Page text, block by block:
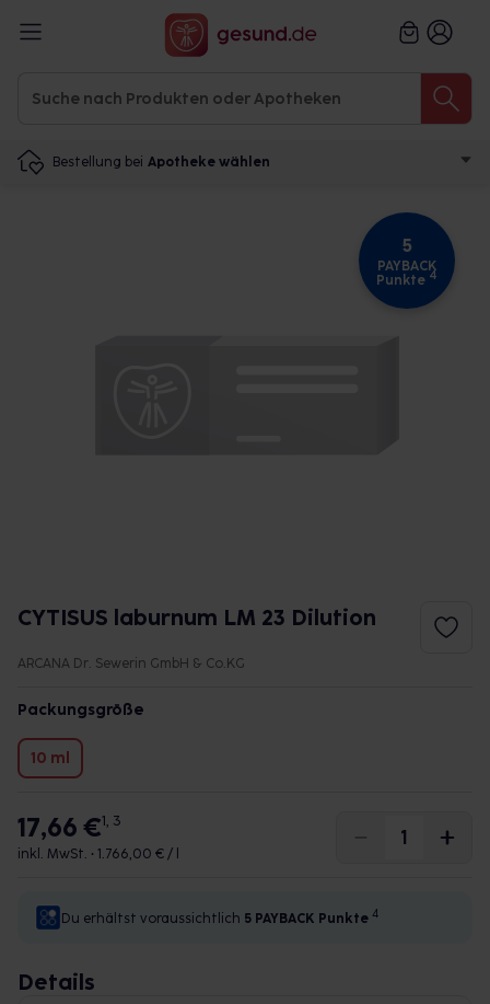
Bestellung bei Apotheke wählen
5
PAYBACK
Punkte 4
CYTISUS laburnum LM 23 Dilution
ARCANA Dr. Sewerin GmbH & Co.KG
Packungsgröße
10 ml
17,66 €1, 3
inkl. MwSt. • 1.766,00 € / l
Du erhältst voraussichtlich 5 PAYBACK Punkte 4
Details